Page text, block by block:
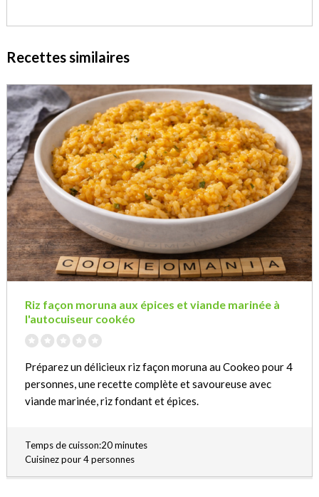
Recettes similaires
Riz façon moruna aux épices et viande marinée à
l'autocuiseur cookéo
Préparez un délicieux riz façon moruna au Cookeo pour 4
personnes, une recette complète et savoureuse avec
viande marinée, riz fondant et épices.
Temps de cuisson:20 minutes
Cuisinez pour 4 personnes